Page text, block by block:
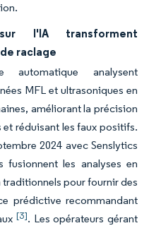
l'IA transforment
raclage
automatique analysent
MFL et ultrasoniques en
améliorant la précision
réduisant les faux positifs.
2024 avec Senslytics
fusionnent les analyses en
pour fournir des
prédictive recommandant
[3]. Les opérateurs gérant